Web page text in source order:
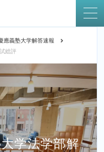
應義塾大学解答速報
総評
学法学部解